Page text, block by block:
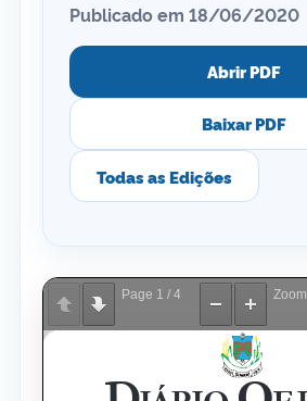
Publicado em 18/06/2020
Abrir PDF
Baixar PDF
Todas as Edições
Page 1 / 4 Zoom